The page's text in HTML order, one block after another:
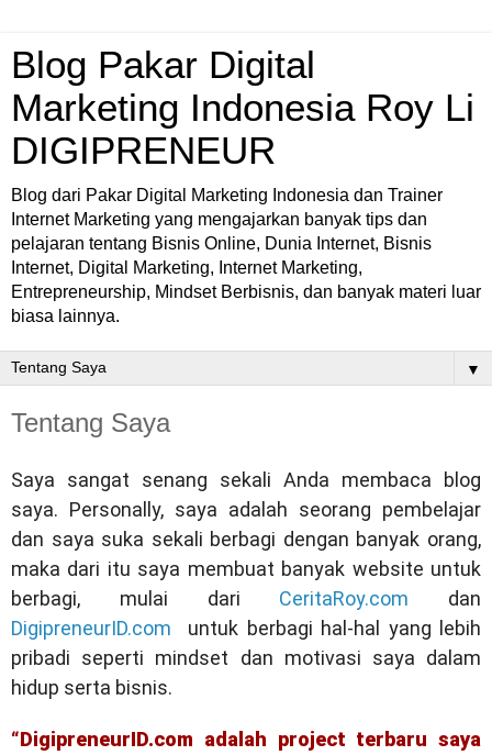
Blog Pakar Digital
Marketing Indonesia Roy Li
DIGIPRENEUR
Blog dari Pakar Digital Marketing Indonesia dan Trainer
Internet Marketing yang mengajarkan banyak tips dan
pelajaran tentang Bisnis Online, Dunia Internet, Bisnis
Internet, Digital Marketing, Internet Marketing,
Entrepreneurship, Mindset Berbisnis, dan banyak materi luar
biasa lainnya.
▼
Tentang Saya
Saya sangat senang sekali Anda membaca blog
saya. Personally, saya adalah seorang pembelajar
dan saya suka sekali berbagi dengan banyak orang,
maka dari itu saya membuat banyak website untuk
berbagi, mulai dari CeritaRoy.com dan
DigipreneurID.com untuk berbagi hal-hal yang lebih
pribadi seperti mindset dan motivasi saya dalam
hidup serta bisnis.
“DigipreneurID.com adalah project terbaru saya